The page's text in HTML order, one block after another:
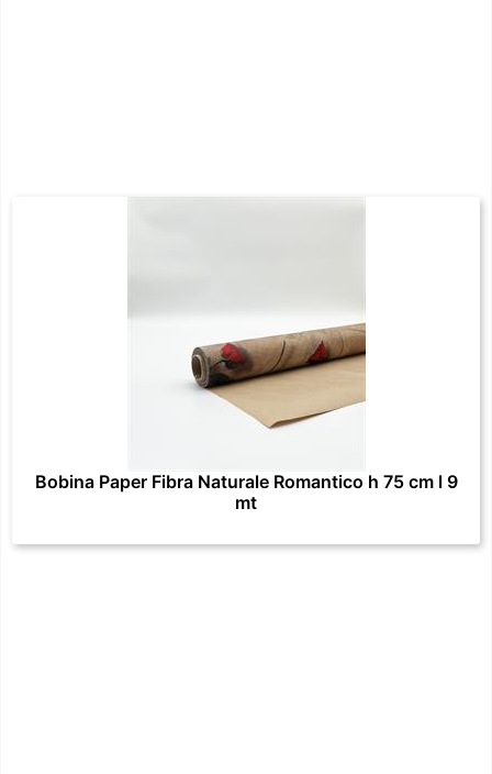
Bobina Paper Fibra Naturale Romantico h 75 cm l 9
mt